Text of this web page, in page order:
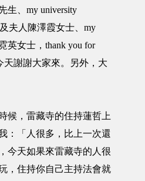
生、my university
夫人陳澤霞女士、my
英女士，thank you for
天謝謝大家來。另外，大
候，雷藏寺的住持蓮哲上
：「人很多，比上一次還
今天如果來雷藏寺的人很
，住持你自己主持法會就